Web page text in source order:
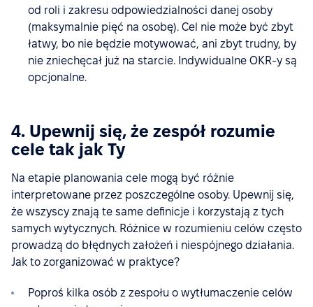
od roli i zakresu odpowiedzialności danej osoby
(maksymalnie pięć na osobę). Cel nie może być zbyt
łatwy, bo nie będzie motywować, ani zbyt trudny, by
nie zniechęcał już na starcie. Indywidualne OKR-y są
opcjonalne.
4. Upewnij się, że zespół rozumie
cele tak jak Ty
Na etapie planowania cele mogą być różnie
interpretowane przez poszczególne osoby. Upewnij się,
że wszyscy znają te same definicje i korzystają z tych
samych wytycznych. Różnice w rozumieniu celów często
prowadzą do błędnych założeń i niespójnego działania.
Jak to zorganizować w praktyce?
Poproś kilka osób z zespołu o wytłumaczenie celów